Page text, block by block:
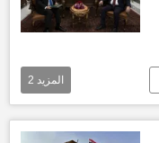
المزيد 2